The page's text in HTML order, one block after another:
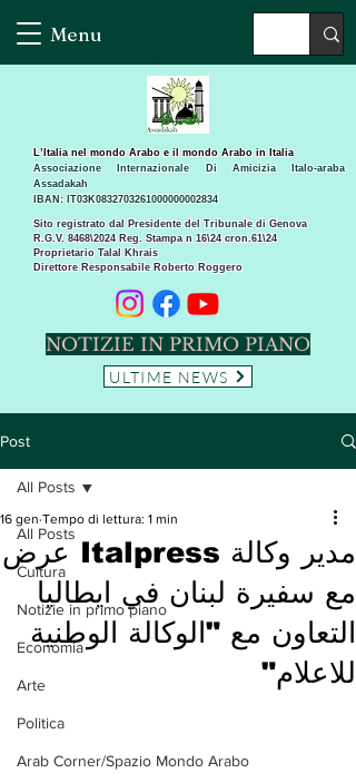
Menu
Sito registrato dal Presidente del Tribunale di Genova
R.G.V. 8468\2024 Reg. Stampa n 16\24 cron.61\24 ​
Proprietario Talal Khrais
Direttore Responsabile Roberto Roggero
L’Italia nel mondo Arabo e il mondo Arabo in Italia
Associazione Internazionale Di Amicizia Italo-araba
Assadakah
IBAN: IT03K0832703261000000002834
NOTIZIE IN PRIMO PIANO
ULTIME NEWS
Post
All Posts
Cultura
Notizie in primo piano
Economia
Arte
Politica
Arab Corner/Spazio Mondo Arabo
All Posts
مدير وكالة Italpress عرض
مع سفيرة لبنان في ايطاليا
التعاون مع "الوكالة الوطنية
للاعلام"
16 gen Tempo di lettura: 1 min